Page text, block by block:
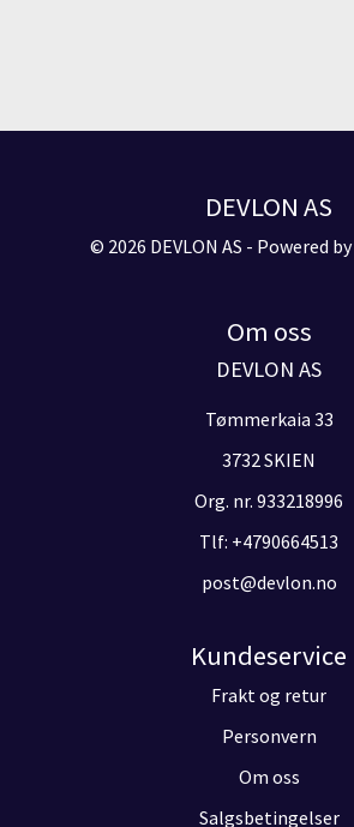
DEVLON AS
© 2026 DEVLON AS - Powered by
Om oss
DEVLON AS
Tømmerkaia 33
3732 SKIEN
Org. nr. 933218996
Tlf: +4790664513
post@devlon.no
Kundeservice
Frakt og retur
Personvern
Om oss
Salgsbetingelser